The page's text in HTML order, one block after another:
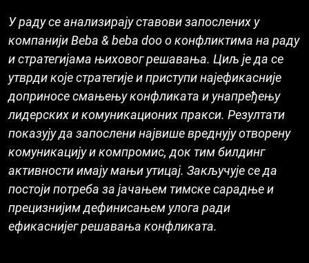
У раду се анализирају ставови запослених у
компанији Beba & beba doo о конфликтима на раду
и стратегијама њиховог решавања. Циљ је да се
утврди које стратегије и приступи најефикасније
доприносе смањењу конфликата и унапређењу
лидерских и комуникационих пракси. Резултати
показују да запослени највише вреднују отворену
комуникацију и компромис, док тим билдинг
активности имају мањи утицај. Закључује се да
постоји потреба за јачањем тимске сарадње и
прецизнијим дефинисањем улога ради
ефикаснијег решавања конфликата.